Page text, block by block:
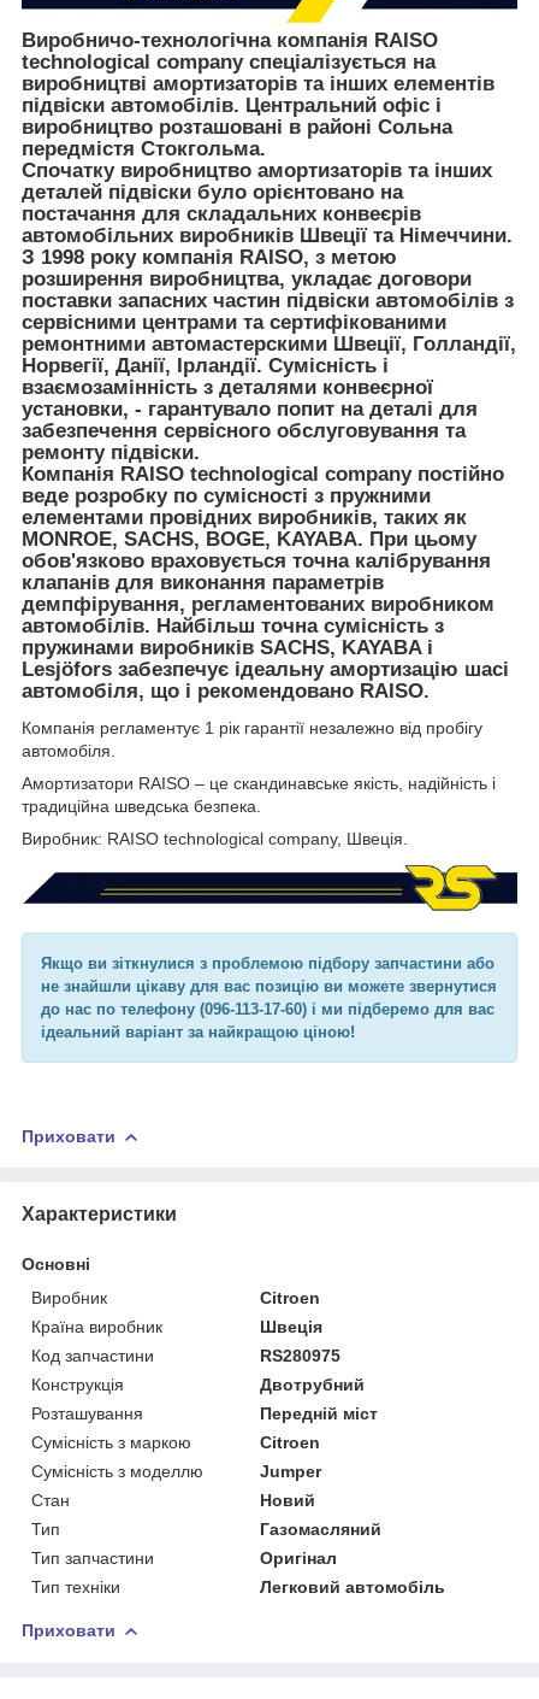
Виробничо-технологічна компанія RAISO
technological company спеціалізується на
виробництві амортизаторів та інших елементів
підвіски автомобілів. Центральний офіс і
виробництво розташовані в районі Сольна
передмістя Стокгольма.
Спочатку виробництво амортизаторів та інших
деталей підвіски було орієнтовано на
постачання для складальних конвеєрів
автомобільних виробників Швеції та Німеччини.
З 1998 року компанія RAISO, з метою
розширення виробництва, укладає договори
поставки запасних частин підвіски автомобілів з
сервісними центрами та сертифікованими
ремонтними автомастерскими Швеції, Голландії,
Норвегії, Данії, Ірландії. Сумісність і
взаємозамінність з деталями конвеєрної
установки, - гарантувало попит на деталі для
забезпечення сервісного обслуговування та
ремонту підвіски.
Компанія RAISO technological company постійно
веде розробку по сумісності з пружними
елементами провідних виробників, таких як
MONROE, SACHS, BOGE, KAYABA. При цьому
обов'язково враховується точна калібрування
клапанів для виконання параметрів
демпфірування, регламентованих виробником
автомобілів. Найбільш точна сумісність з
пружинами виробників SACHS, KAYABA і
Lesjöfors забезпечує ідеальну амортизацію шасі
автомобіля, що і рекомендовано RAISO.
Компанія регламентує 1 рік гарантії незалежно від пробігу
автомобіля.
Амортизатори RAISO – це скандинавське якість, надійність і
традиційна шведська безпека.
Виробник: RAISO technological company, Швеція.
Якщо ви зіткнулися з проблемою підбору запчастини або
не знайшли цікаву для вас позицію ви можете звернутися
до нас по телефону (096-113-17-60) і ми підберемо для вас
ідеальний варіант за найкращою ціною!
Приховати
Характеристики
Основні
Виробник
Citroen
Країна виробник
Швеція
Код запчастини
RS280975
Конструкція
Двотрубний
Розташування
Передній міст
Сумісність з маркою
Citroen
Сумісність з моделлю
Jumper
Стан
Новий
Тип
Газомасляний
Тип запчастини
Оригінал
Тип техніки
Легковий автомобіль
Приховати